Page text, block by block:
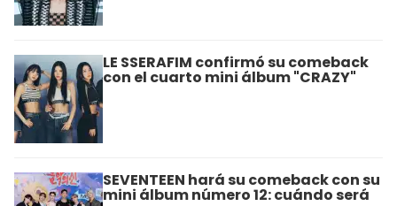
LE SSERAFIM confirmó su comeback
con el cuarto mini álbum "CRAZY"
SEVENTEEN hará su comeback con su
mini álbum número 12: cuándo será